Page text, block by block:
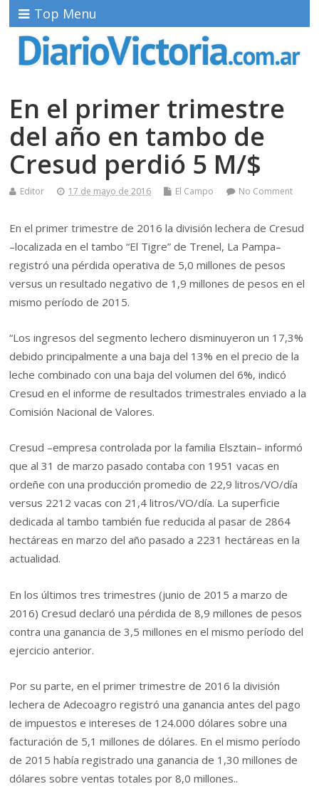
Top Menu
En el primer trimestre
del año en tambo de
Cresud perdió 5 M/$
Editor 17 de mayo de 2016 El Campo No Comment
En el primer trimestre de 2016 la división lechera de Cresud
–localizada en el tambo “El Tigre” de Trenel, La Pampa–
registró una pérdida operativa de 5,0 millones de pesos
versus un resultado negativo de 1,9 millones de pesos en el
mismo período de 2015.
“Los ingresos del segmento lechero disminuyeron un 17,3%
debido principalmente a una baja del 13% en el precio de la
leche combinado con una baja del volumen del 6%, indicó
Cresud en el informe de resultados trimestrales enviado a la
Comisión Nacional de Valores.
Cresud –empresa controlada por la familia Elsztain– informó
que al 31 de marzo pasado contaba con 1951 vacas en
ordeñe con una producción promedio de 22,9 litros/VO/día
versus 2212 vacas con 21,4 litros/VO/día. La superficie
dedicada al tambo también fue reducida al pasar de 2864
hectáreas en marzo del año pasado a 2231 hectáreas en la
actualidad.
En los últimos tres trimestres (junio de 2015 a marzo de
2016) Cresud declaró una pérdida de 8,9 millones de pesos
contra una ganancia de 3,5 millones en el mismo período del
ejercicio anterior.
Por su parte, en el primer trimestre de 2016 la división
lechera de Adecoagro registró una ganancia antes del pago
de impuestos e intereses de 124.000 dólares sobre una
facturación de 5,1 millones de dólares. En el mismo período
de 2015 había registrado una ganancia de 1,30 millones de
dólares sobre ventas totales por 8,0 millones..